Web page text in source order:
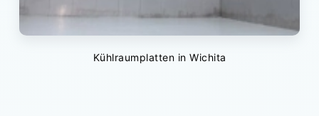
Kühlraumplatten in Wichita